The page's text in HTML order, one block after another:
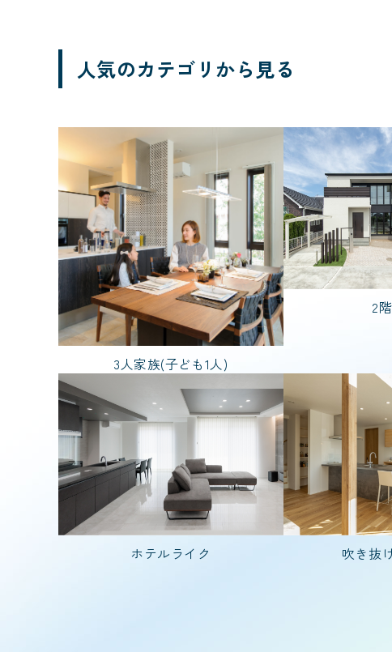
人気のカテゴリから見る
3人家族(子ども1人)
2
ホテルライク 吹き抜
FREEDIA 規格
価格帯
1,000万円台
部屋数
家を建てた年齢
20代で建てた家
入居人数
3人家族(子ども1人)